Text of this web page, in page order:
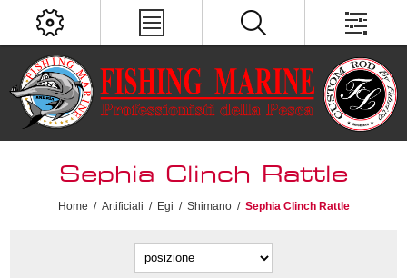
Sephia Clinch Rattle
Home / Artificiali / Egi / Shimano / Sephia Clinch Rattle